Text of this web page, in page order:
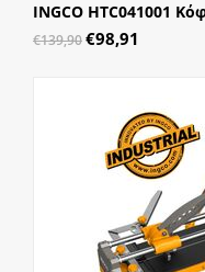
INGCO HTC041001
€139,90€98,91